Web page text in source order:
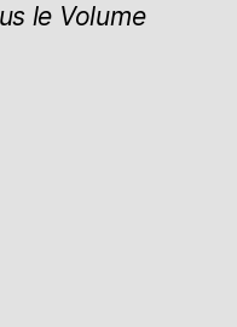
le Volume